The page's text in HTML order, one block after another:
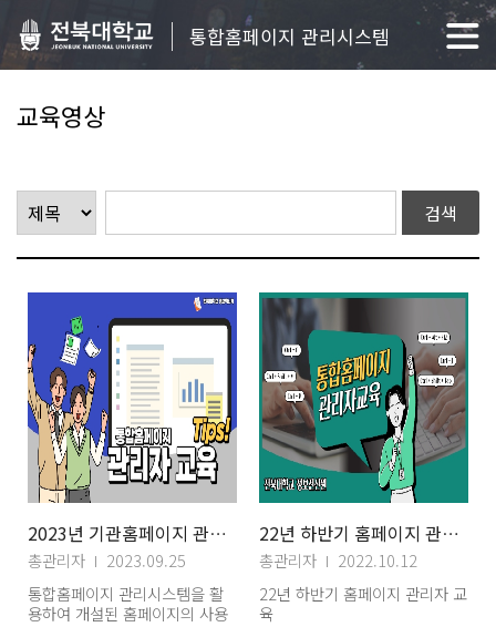
통합홈페이지 관리시스템
교육영상
2023년 기관홈페이지 관리자 교육
총관리자
2023.09.25
통합홈페이지 관리시스템을 활
용하여 개설된 홈페이지의 사용
22년 하반기 홈페이지 관리자 교육
총관리자
2022.10.12
22년 하반기 홈페이지 관리자 교
육